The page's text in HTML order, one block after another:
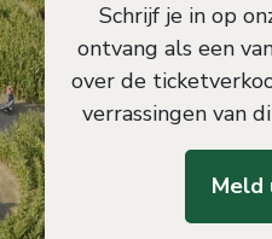
Schrijf je in op
ontvang als een
over de
verrassingen van
Meld